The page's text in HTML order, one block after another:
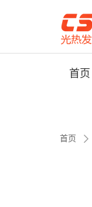
首页
首页